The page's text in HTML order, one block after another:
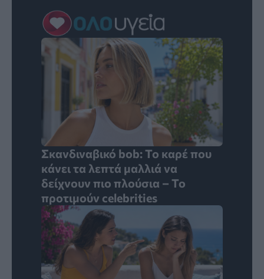
Σκανδιναβικό bob: Το καρέ που
κάνει τα λεπτά μαλλιά να
δείχνουν πιο πλούσια – Το
προτιμούν celebrities